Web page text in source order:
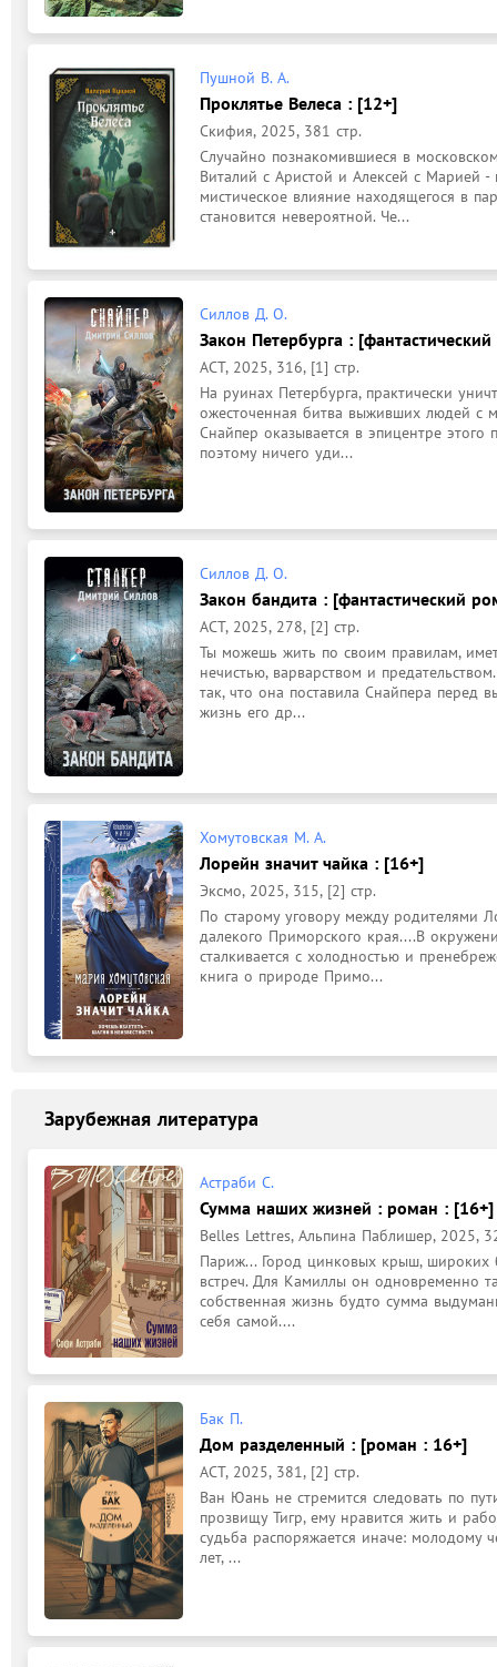
Пушной В. А.
Проклятье Велеса : [12+]
Скифия, 2025, 381 стр.
Случайно познакомившиеся в
Виталий с Аристой и Алексей с Марией
мистическое влияние находящегося в
становится невероятной. Че...
Силлов Д. О.
Закон Петербурга :
АСТ, 2025, 316, [1] стр.
На руинах Петербурга, практически
ожесточенная битва выживших людей с
Снайпер оказывается в эпицентре
поэтому ничего уди...
Силлов Д. О.
Закон бандита : [фантастический
АСТ, 2025, 278, [2] стр.
Ты можешь жить по своим правилам,
нечистью, варварством и
так, что она поставила Снайпера перед
жизнь его др...
Хомутовская М. А.
Лорейн значит чайка : [16+]
Эксмо, 2025, 315, [2] стр.
По старому уговору между родителями
далекого Приморского края....В
сталкивается с холодностью и
книга о природе Примо...
Зарубежная литература
Астраби С.
Сумма наших жизней : роман : [16+]
Belles Lettres, Альпина Паблишер, 2025,
Париж... Город цинковых крыш, широких
встреч. Для Камиллы он одновременно
собственная жизнь будто сумма
себя самой....
Бак П.
Дом разделенный : [роман : 16+]
АСТ, 2025, 381, [2] стр.
Ван Юань не стремится следовать по
прозвищу Тигр, ему нравится жить и
судьба распоряжается иначе: молодому
лет, ...